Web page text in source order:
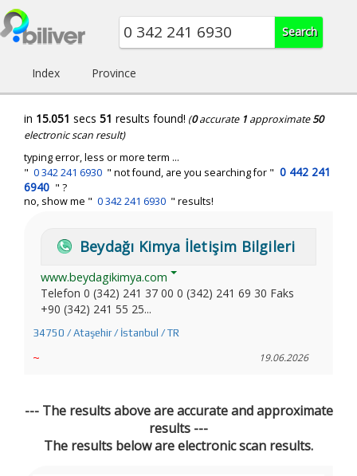
Index Province
in 15.051 secs 51 results found! (0accurate 1 approximate50
electronic scan result)
typing error, less or more term ...
" 0 342 241 6930 " not found, are you searching for " 0 442 241
6940 " ?
no, show me " 0 342 241 6930 " results!
Beydağı Kimya İletişim Bilgileri
www.beydagikimya.com
Telefon 0 (342) 241 37 00 0 (342) 241 69 30 Faks
+90 (342) 241 55 25...
34750 / Ataşehir / İstanbul / TR
~ 19.06.2026
--- The results above are accurate and approximate
results ---
The results below are electronic scan results.